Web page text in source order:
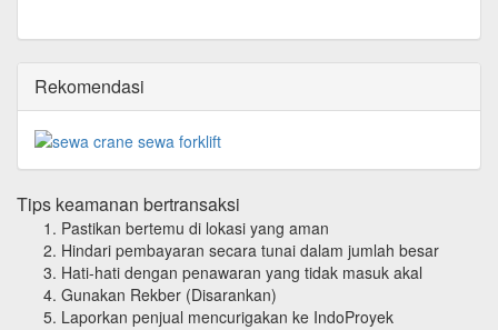
Rekomendasi
Tips keamanan bertransaksi
Pastikan bertemu di lokasi yang aman
Hindari pembayaran secara tunai dalam jumlah besar
Hati-hati dengan penawaran yang tidak masuk akal
Gunakan Rekber (Disarankan)
Laporkan penjual mencurigakan ke IndoProyek